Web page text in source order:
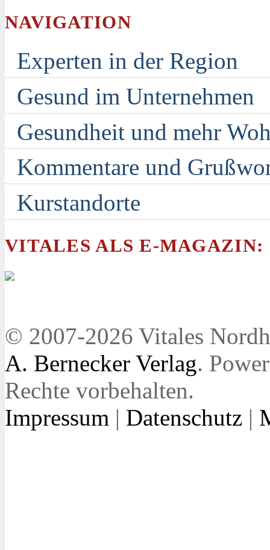
NAVIGATION
Experten in der Region
Gesund im Unternehmen
Gesundheit und mehr
Kommentare und
Kurstandorte
VITALES ALS E-MAGAZIN:
© 2007-2026 Vitales
A. Bernecker Verlag.
Rechte vorbehalten.
Impressum | Datenschutz |